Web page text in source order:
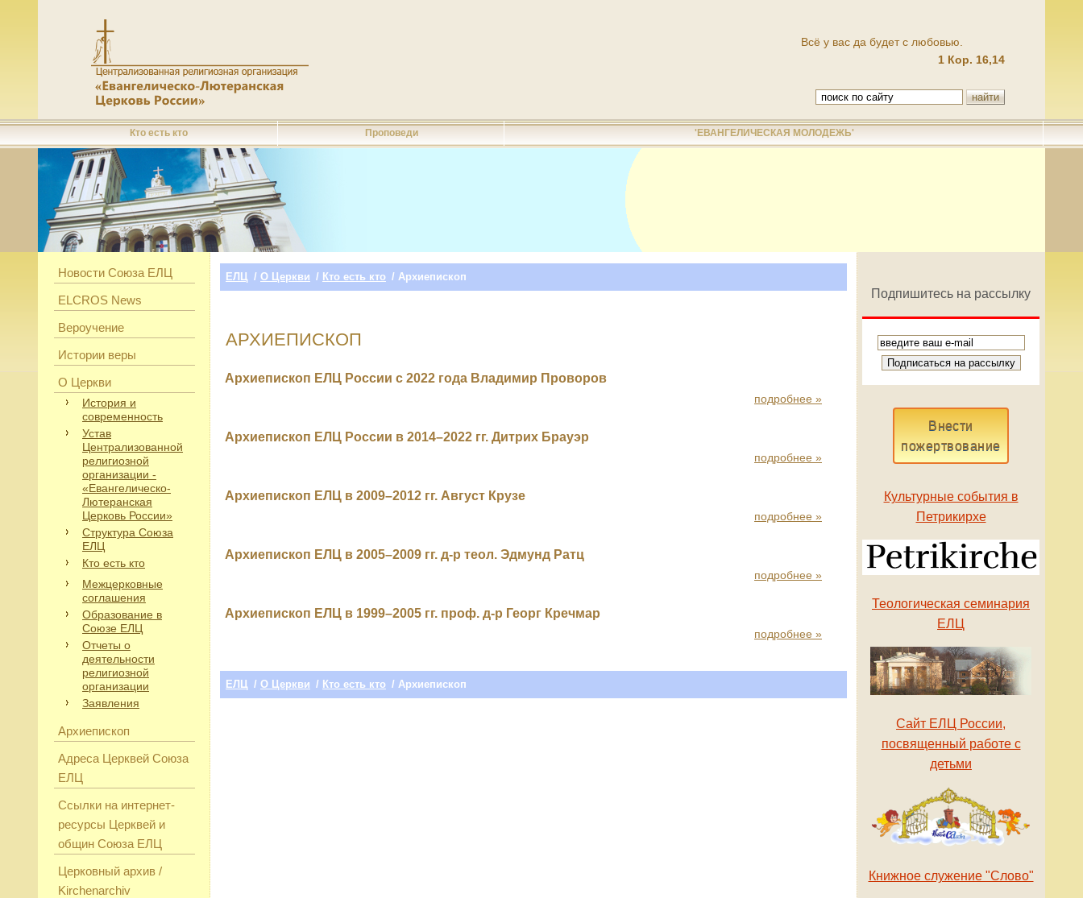
Всё у вас да будет с любовью.
1 Кор. 16,14
Кто есть кто Проповеди 'ЕВАНГЕЛИЧЕСКАЯ МОЛОДЕЖЬ'
Новости Союза ЕЛЦ
ELCROS News
Вероучение
Истории веры
О Церкви
История и
современность
Устав
Централизованной
религиозной
организации -
«Евангелическо-
Лютеранская
Церковь России»
Структура Союза
ЕЛЦ
Кто есть кто
Межцерковные
соглашения
Образование в
Союзе ЕЛЦ
Отчеты о
деятельности
религиозной
организации
Заявления
Архиепископ
Адреса Церквей Союза
ЕЛЦ
Ссылки на интернет-
ресурсы Церквей и
общин Союза ЕЛЦ
Церковный архив /
Kirchenarchiv
ЕЛЦ / О Церкви / Кто есть кто / Архиепископ
АРХИЕПИСКОП
Архиепископ ЕЛЦ России с 2022 года Владимир Проворов
подробнее »
Архиепископ ЕЛЦ России в 2014–2022 гг. Дитрих Брауэр
подробнее »
Архиепископ ЕЛЦ в 2009–2012 гг. Август Крузе
подробнее »
Архиепископ ЕЛЦ в 2005–2009 гг. д-р теол. Эдмунд Ратц
подробнее »
Архиепископ ЕЛЦ в 1999–2005 гг. проф. д-р Георг Кречмар
подробнее »
ЕЛЦ / О Церкви / Кто есть кто / Архиепископ
Подпишитесь на рассылку
Внести
пожертвование
Культурные события в
Петрикирхе
Теологическая семинария
ЕЛЦ
Сайт ЕЛЦ России,
посвященный работе с
детьми
Книжное служение "Слово"